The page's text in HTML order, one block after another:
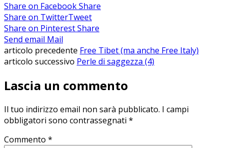
Share on FacebookShare
Share on TwitterTweet
Share on PinterestShare
Send email Mail
articolo precedente Free Tibet (ma anche Free Italy)
articolo successivo Perle di saggezza (4)
Lascia un commento
Il tuo indirizzo email non sarà pubblicato. I campi
obbligatori sono contrassegnati *
Commento *